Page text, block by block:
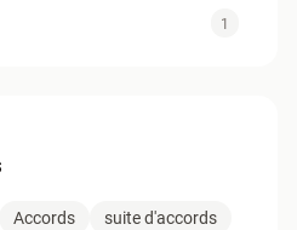
1
Accords
suite d'accords